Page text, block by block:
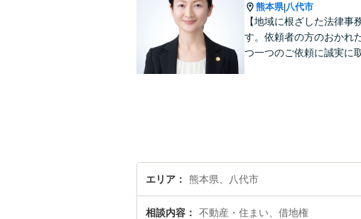
熊本県|八代市
【地域に根ざした法律
す。依頼者の方のおかれ
つ一つのご依頼に誠実に
エリア 熊本県、八代市
相談内容 不動産・住まい、借地権